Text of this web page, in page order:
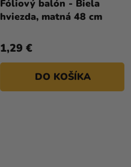
Fóliový balón - Biela
hviezda, matná 48 cm
1,29 €
DO KOŠÍKA